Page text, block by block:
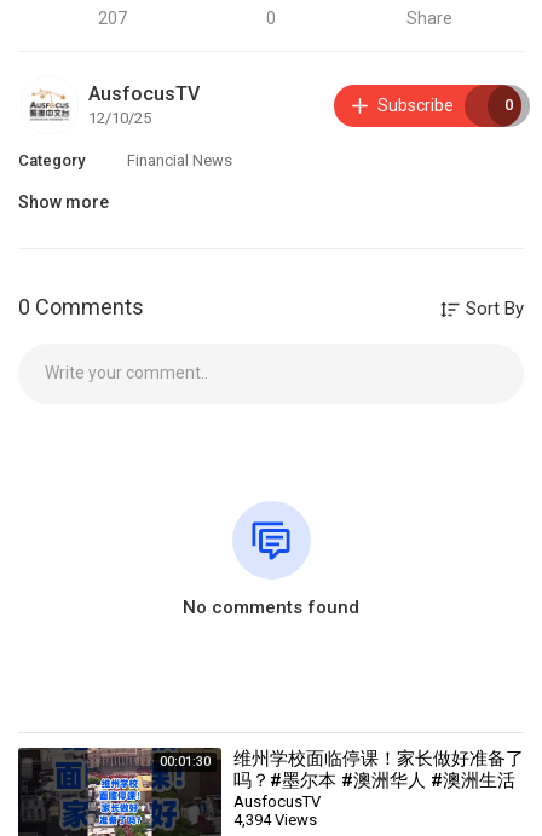
207 0 Share
AusfocusTV
12/10/25
Subscribe 0
Category Financial News
Show more
0 Comments Sort By
No comments found
00:01:30
维州学校面临停课！家长做好准备了
吗？#墨尔本 #澳洲华人 #澳洲生活
#australia #每日说澳洲
AusfocusTV
4,394 Views